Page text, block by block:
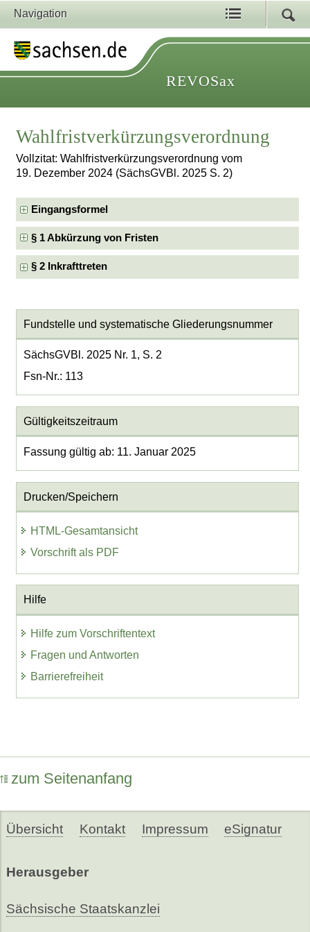
Navigation
REVOSax
Wahlfristverkürzungsverordnung
Vollzitat: Wahlfristverkürzungsverordnung vom
19. Dezember 2024 (SächsGVBl. 2025 S. 2)
Eingangsformel
§ 1 Abkürzung von Fristen
§ 2 Inkrafttreten
Fundstelle und systematische Gliederungsnummer
SächsGVBl. 2025 Nr. 1, S. 2
Fsn-Nr.: 113
Gültigkeitszeitraum
Fassung gültig ab: 11. Januar 2025
Drucken/Speichern
HTML-Gesamtansicht
Vorschrift als PDF
Hilfe
Hilfe zum Vorschriftentext
Fragen und Antworten
Barrierefreiheit
zum Seitenanfang
Übersicht Kontakt Impressum eSignatur
Herausgeber
Sächsische Staatskanzlei